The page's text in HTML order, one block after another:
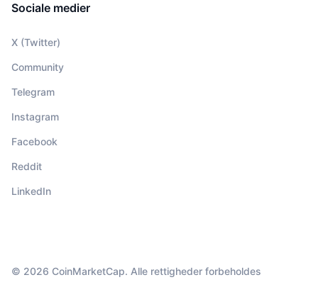
Sociale medier
X (Twitter)
Community
Telegram
Instagram
Facebook
Reddit
LinkedIn
© 2026 CoinMarketCap. Alle rettigheder forbeholdes